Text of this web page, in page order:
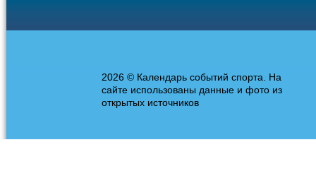
2026 © Календарь событий спорта. На
сайте использованы данные и фото из
открытых источников